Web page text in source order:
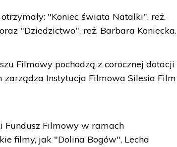
"Koniec świata Natalki", reż.
"Dziedzictwo", reż. Barbara Koniecka.
Filmowy pochodzą z corocznej dotacji
Instytucja Filmowa Silesia Film
Fundusz Filmowy w ramach
filmy, jak "Dolina Bogów", Lecha